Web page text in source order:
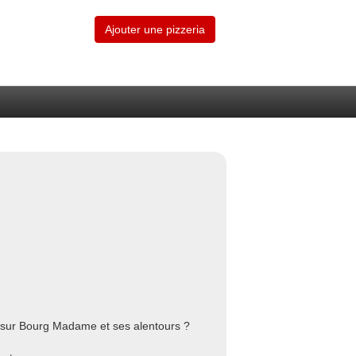
Ajouter une pizzeria
Bourg Madame et ses alentours ?